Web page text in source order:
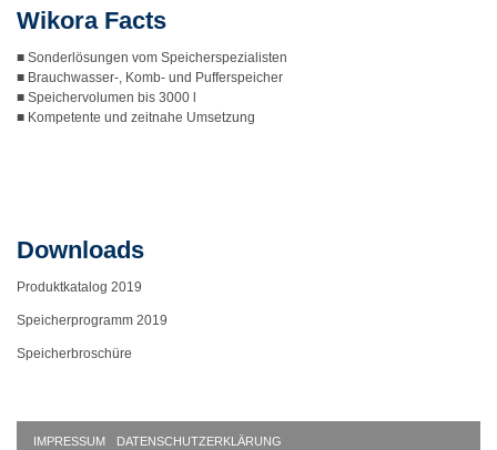
Wikora Facts
■ Sonderlösungen vom Speicherspezialisten
■ Brauchwasser-, Komb- und Pufferspeicher
■ Speichervolumen bis 3000 l
■ Kompetente und zeitnahe Umsetzung
Downloads
Produktkatalog 2019
Speicherprogramm 2019
Speicherbroschüre
IMPRESSUM DATENSCHUTZERKLÄRUNG